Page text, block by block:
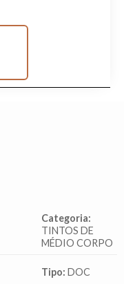
Categoria:
TINTOS DE
MÉDIO CORPO
Tipo: DOC